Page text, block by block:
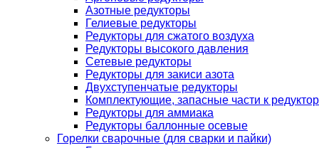
Азотные редукторы
Гелиевые редукторы
Редукторы для сжатого воздуха
Редукторы высокого давления
Сетевые редукторы
Редукторы для закиси азота
Двухступенчатые редукторы
Комплектующие, запасные части к
Редукторы для аммиака
Редукторы баллонные осевые
Горелки сварочные (для сварки и пайки)